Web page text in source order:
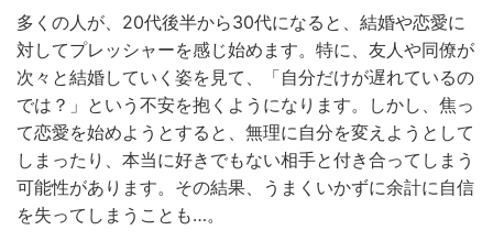
多くの人が、20代後半から30代になると、結婚や恋愛に
対してプレッシャーを感じ始めます。特に、友人や同僚が
次々と結婚していく姿を見て、「自分だけが遅れているの
では？」という不安を抱くようになります。しかし、焦っ
て恋愛を始めようとすると、無理に自分を変えようとして
しまったり、本当に好きでもない相手と付き合ってしまう
可能性があります。その結果、うまくいかずに余計に自信
を失ってしまうことも…。